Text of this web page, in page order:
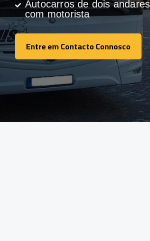
Autocarros de dois
com motorista
Entre em Contacto Connosco
Entre em Contacto Connosco